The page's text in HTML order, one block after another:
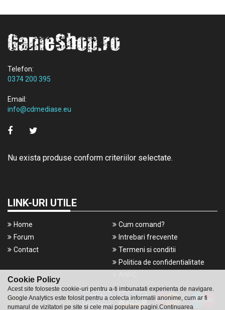
Cookie Policy
Acest site foloseste cookie-uri pentru a-ti imbunatati experienta de navigare.
Google Analytics este folosit pentru a colecta informatii anonime, cum ar fi
numarul de vizitatori pe site si cele mai populare pagini.Continuarea
Telefon:
0374 200 395
Email:
info@cdmediase.eu
Nu exista produse conform criteriilor selectate.
LINK-URI UTILE
Home
Forum
Contact
Cum comand?
Intrebari frecvente
Termeni si conditii
Politica de confidentialitate